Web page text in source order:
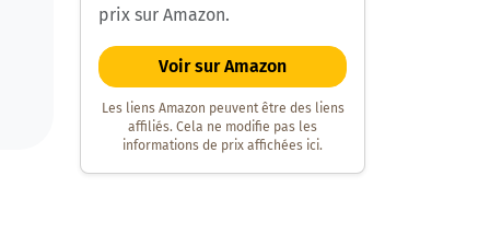
prix sur Amazon.
Voir sur Amazon
Les liens Amazon peuvent être des liens
affiliés. Cela ne modifie pas les
informations de prix affichées ici.